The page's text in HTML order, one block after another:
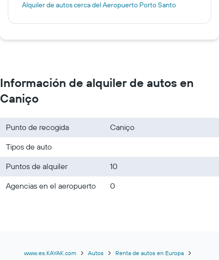
Alquiler de autos cerca del Aeropuerto Porto Santo
Información de alquiler de autos en
Caniço
Punto de recogida
Caniço
Tipos de auto
Puntos de alquiler
10
Agencias en el aeropuerto
0
www.es.KAYAK.com Autos
Renta de autos en Europa